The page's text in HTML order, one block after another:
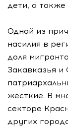
дети, а
Одной из
насилия в
доля
Закавказья
жесткие. В
секторе
других